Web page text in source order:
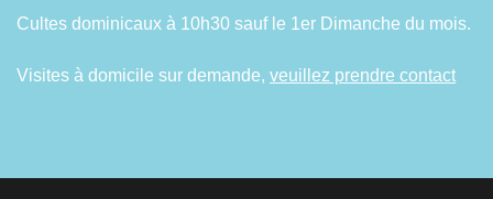
Cultes dominicaux à 10h30 sauf le 1er Dimanche du mois.
Visites à domicile sur demande, veuillez prendre contact